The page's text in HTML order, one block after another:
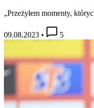
„Przeżyłem momenty,
09.08.2023 • 5